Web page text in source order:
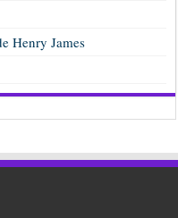
Henry James